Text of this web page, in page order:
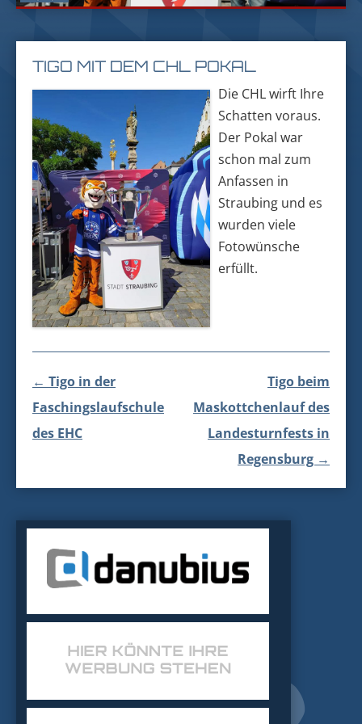
TIGO MIT DEM CHL POKAL
Die CHL wirft Ihre
Schatten voraus.
Der Pokal war
schon mal zum
Anfassen in
Straubing und es
wurden viele
Fotowünsche
erfüllt.
Beitragsnavigation
← Tigo in der
Faschingslaufschule
des EHC
Tigo beim
Maskottchenlauf des
Landesturnfests in
Regensburg →